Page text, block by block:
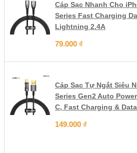
Cáp Sạc Nhanh Cho
Series Fast Charging
Lightning 2.4A
79.000 ₫
Cáp Sạc Tự Ngắt Siêu
Series Gen2 Auto
C, Fast Charging &
149.000 ₫